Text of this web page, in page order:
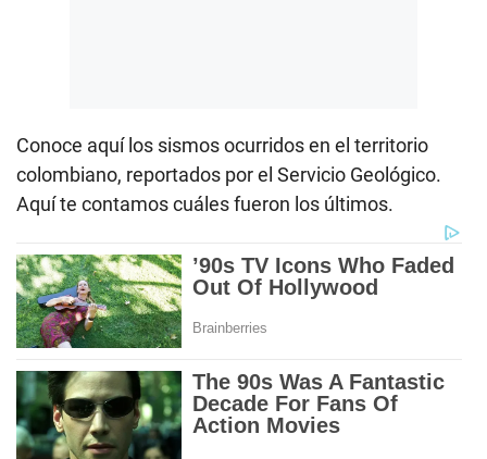
Conoce aquí los sismos ocurridos en el territorio
colombiano, reportados por el Servicio Geológico.
Aquí te contamos cuáles fueron los últimos.